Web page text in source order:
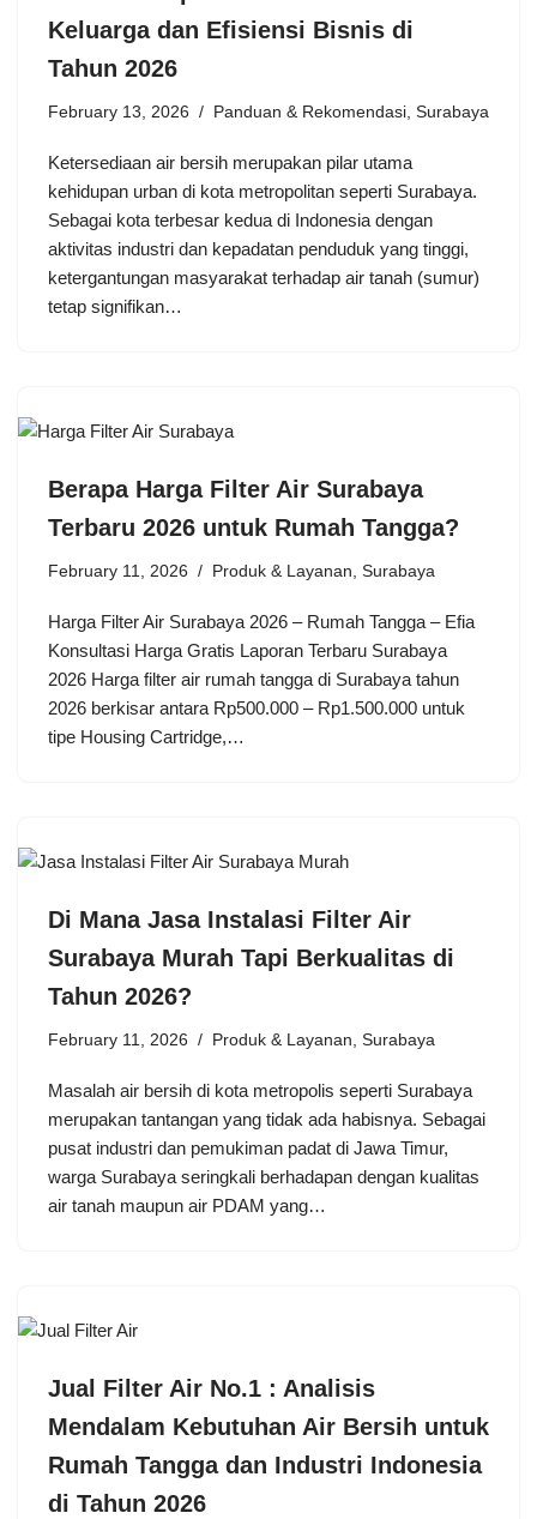
Keluarga dan Efisiensi Bisnis di
Tahun 2026
February 13, 2026 Panduan & Rekomendasi, Surabaya
Ketersediaan air bersih merupakan pilar utama
kehidupan urban di kota metropolitan seperti Surabaya.
Sebagai kota terbesar kedua di Indonesia dengan
aktivitas industri dan kepadatan penduduk yang tinggi,
ketergantungan masyarakat terhadap air tanah (sumur)
tetap signifikan…
Berapa Harga Filter Air Surabaya
Terbaru 2026 untuk Rumah Tangga?
February 11, 2026 Produk & Layanan, Surabaya
Harga Filter Air Surabaya 2026 – Rumah Tangga – Efia
Konsultasi Harga Gratis Laporan Terbaru Surabaya
2026 Harga filter air rumah tangga di Surabaya tahun
2026 berkisar antara Rp500.000 – Rp1.500.000 untuk
tipe Housing Cartridge,…
Di Mana Jasa Instalasi Filter Air
Surabaya Murah Tapi Berkualitas di
Tahun 2026?
February 11, 2026 Produk & Layanan, Surabaya
Masalah air bersih di kota metropolis seperti Surabaya
merupakan tantangan yang tidak ada habisnya. Sebagai
pusat industri dan pemukiman padat di Jawa Timur,
warga Surabaya seringkali berhadapan dengan kualitas
air tanah maupun air PDAM yang…
Jual Filter Air No.1 : Analisis
Mendalam Kebutuhan Air Bersih untuk
Rumah Tangga dan Industri Indonesia
di Tahun 2026